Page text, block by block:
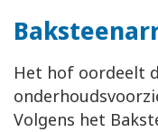
Het hof oordeelt
Volgens het